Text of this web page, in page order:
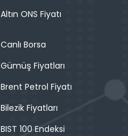
Altın ONS Fiyatı
Canlı Borsa
Gümüş Fiyatları
Brent Petrol Fiyatı
Bilezik Fiyatları
BIST 100 Endeksi